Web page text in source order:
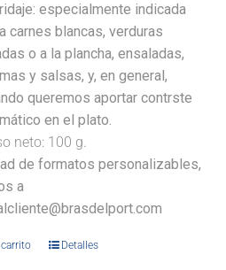
especialmente indicada
carnes blancas, verduras
o a la plancha, ensaladas,
y salsas, y, en general,
queremos aportar contrste
en el plato.
neto: 100 g.
de formatos personalizables,
a
Detalles